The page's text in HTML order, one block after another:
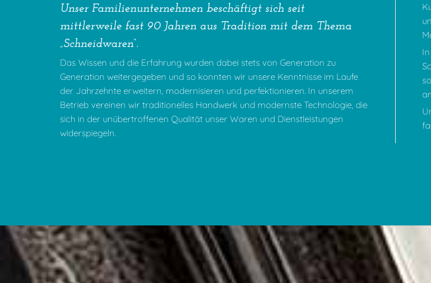
Unser Familienunternehmen beschäftigt sich seit
mittlerweile fast 90 Jahren aus Tradition mit dem Thema
„Schneidwaren“.
Das Wissen und die Erfahrung wurden dabei stets von Generation zu
Generation weitergegeben und so konnten wir unsere Kenntnisse im Laufe
der Jahrzehnte erweitern, modernisieren und perfektionieren. In unserem
Betrieb vereinen wir traditionelles Handwerk und modernste Technologie, die
sich in der unübertroffenen Qualität unser Waren und Dienstleistungen
widerspiegeln.